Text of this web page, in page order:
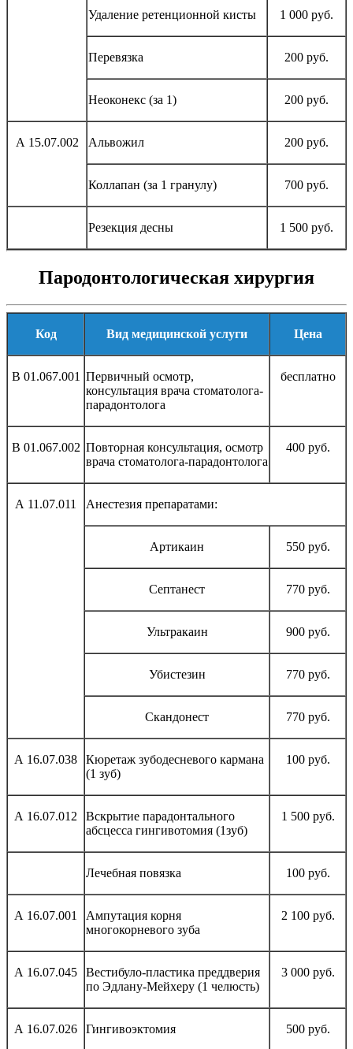
Удаление ретенционной кисты 1 000 руб.
Перевязка 200 руб.
Неоконекс (за 1) 200 руб.
А 15.07.002 Альвожил 200 руб.
Коллапан (за 1 гранулу) 700 руб.
Резекция десны 1 500 руб.
Пародонтологическая хирургия
Код Вид медицинской услуги Цена
В 01.067.001 Первичный осмотр,
консультация врача стоматолога-
парадонтолога
бесплатно
В 01.067.002 Повторная консультация, осмотр
врача стоматолога-парадонтолога
400 руб.
А 11.07.011 Анестезия препаратами:
Артикаин 550 руб.
Септанест 770 руб.
Ультракаин 900 руб.
Убистезин 770 руб.
Скандонест 770 руб.
А 16.07.038
Кюретаж зубодесневого кармана
(1 зуб)
100 руб.
А 16.07.012
Вскрытие парадонтального
абсцесса гингивотомия (1зуб)
1 500 руб.
Лечебная повязка 100 руб.
А 16.07.001
Ампутация корня
многокорневого зуба
2 100 руб.
А 16.07.045
Вестибуло-пластика преддверия
по Эдлану-Мейхеру (1 челюсть)
3 000 руб.
А 16.07.026 Гингивоэктомия 500 руб.